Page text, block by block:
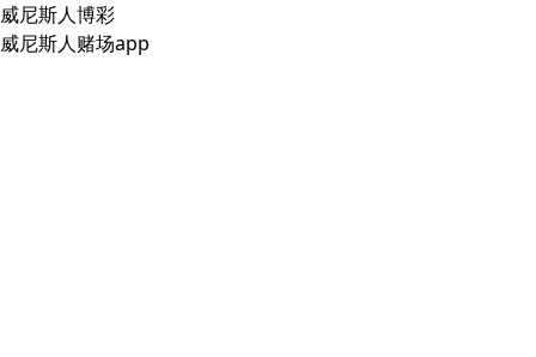
威尼斯人博彩
威尼斯人赌场app